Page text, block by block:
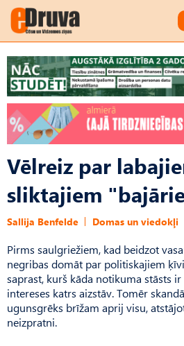
Vēlreiz par
sliktajiem
Sallija Benfelde Domas un viedokļi
Pirms saulgriežiem, kad beidzot
negribas domāt par politiskajiem
saprast, kurš kāda notikuma stāsts ir
intereses katrs aizstāv. Tomēr
ugunsgrēks brīžam aprij visu,
neizpratni.